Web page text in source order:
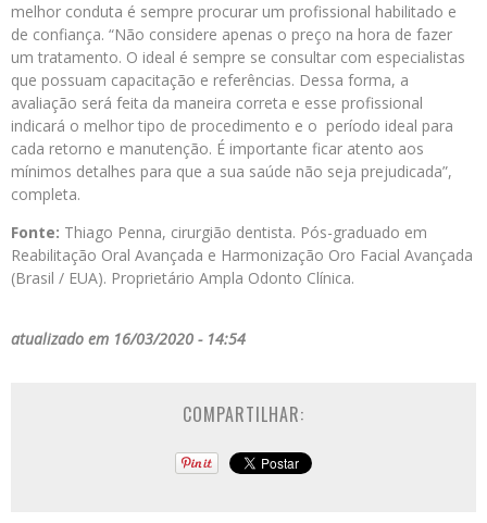
melhor conduta é sempre procurar um profissional habilitado e
de confiança. “Não considere apenas o preço na hora de fazer
um tratamento. O ideal é sempre se consultar com especialistas
que possuam capacitação e referências. Dessa forma, a
avaliação será feita da maneira correta e esse profissional
indicará o melhor tipo de procedimento e o período ideal para
cada retorno e manutenção. É importante ficar atento aos
mínimos detalhes para que a sua saúde não seja prejudicada”,
completa.
Fonte: Thiago Penna, cirurgião dentista. Pós-graduado em
Reabilitação Oral Avançada e Harmonização Oro Facial Avançada
(Brasil / EUA). Proprietário Ampla Odonto Clínica.
atualizado em 16/03/2020 - 14:54
COMPARTILHAR: